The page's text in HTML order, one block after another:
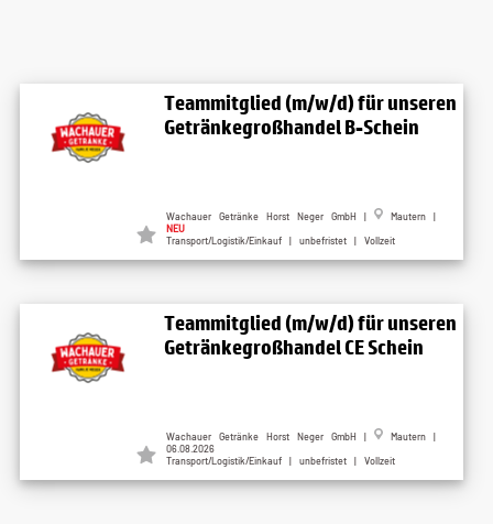
Teammitglied (m/w/d) für unseren
Getränkegroßhandel B-Schein
Wachauer Getränke Horst Neger GmbH |
Mautern |
NEU
Transport/Logistik/Einkauf | unbefristet | Vollzeit
Teammitglied (m/w/d) für unseren
Getränkegroßhandel CE Schein
Wachauer Getränke Horst Neger GmbH |
Mautern |
06.08.2026
Transport/Logistik/Einkauf | unbefristet | Vollzeit